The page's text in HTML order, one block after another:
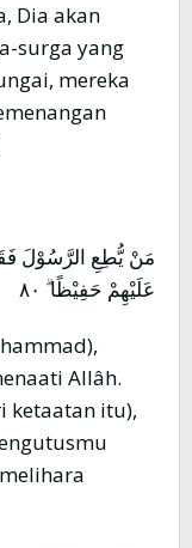
Dia akan
surga yang
mereka
مَنْ يُّطِعِ الرَّسُوْلَ
عَلَيْهِمْ حَفِيْظًا ۗ ٨٠
Allâh.
ketaatan itu),